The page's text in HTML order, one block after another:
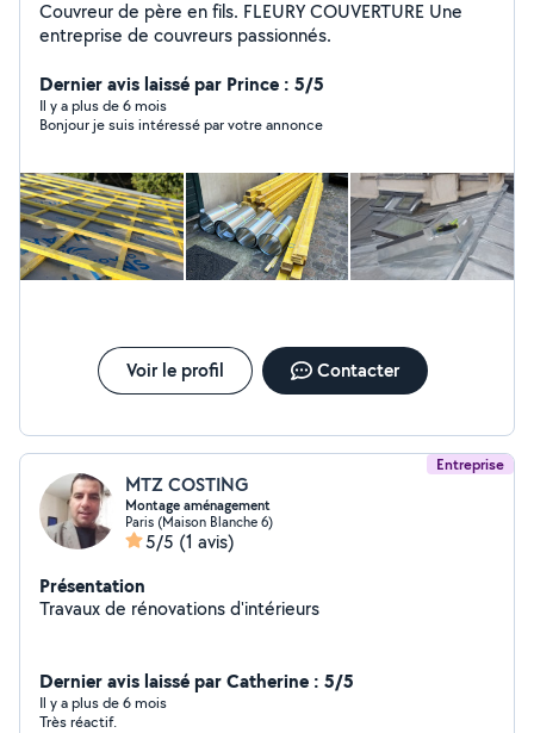
Couvreur de père en fils. FLEURY COUVERTURE Une
entreprise de couvreurs passionnés.
Dernier avis laissé par Prince : 5/5
Il y a plus de 6 mois
Bonjour je suis intéressé par votre annonce
Voir le profil Contacter
Entreprise
MTZ COSTING
Montage aménagement
Paris (Maison Blanche 6)
5/5 (1 avis)
Présentation
Travaux de rénovations d'intérieurs
Dernier avis laissé par Catherine : 5/5
Il y a plus de 6 mois
Très réactif.